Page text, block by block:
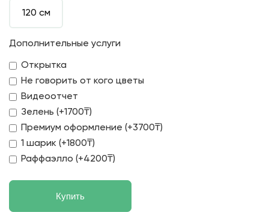
120 см
Дополнительные услуги
Открытка
Не говорить от кого цветы
Видеоотчет
Зелень (+1700₸)
Премиум оформление (+3700₸)
1 шарик (+1800₸)
Раффаэлло (+4200₸)
Купить